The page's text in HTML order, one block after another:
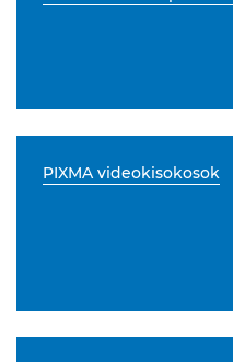
PIXMA videokisokosok